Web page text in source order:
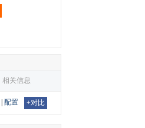
相关信息
配置 +对比